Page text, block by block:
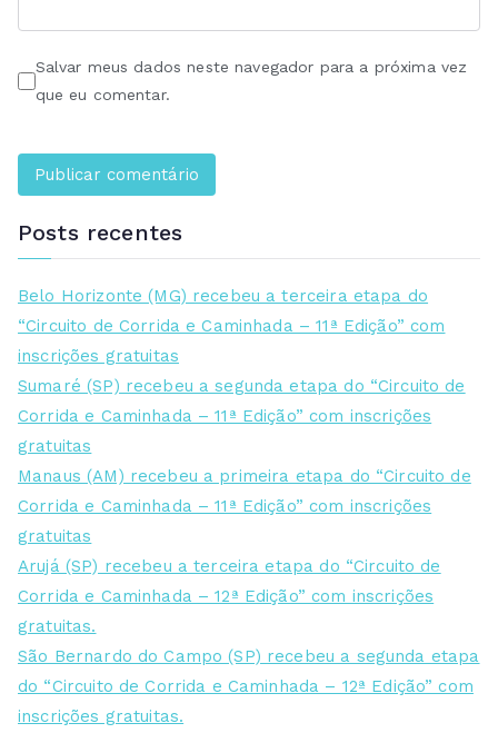
Salvar meus dados neste navegador para a próxima vez
que eu comentar.
Posts recentes
Belo Horizonte (MG) recebeu a terceira etapa do
“Circuito de Corrida e Caminhada – 11ª Edição” com
inscrições gratuitas
Sumaré (SP) recebeu a segunda etapa do “Circuito de
Corrida e Caminhada – 11ª Edição” com inscrições
gratuitas
Manaus (AM) recebeu a primeira etapa do “Circuito de
Corrida e Caminhada – 11ª Edição” com inscrições
gratuitas
Arujá (SP) recebeu a terceira etapa do “Circuito de
Corrida e Caminhada – 12ª Edição” com inscrições
gratuitas.
São Bernardo do Campo (SP) recebeu a segunda etapa
do “Circuito de Corrida e Caminhada – 12ª Edição” com
inscrições gratuitas.